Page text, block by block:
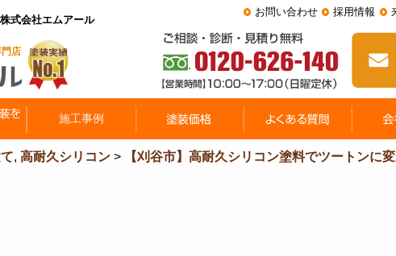
式会社エムアール
お問い合わせ 採用情報
, 高耐久シリコン >
【刈谷市】高耐久シリコン塗料でツートンに